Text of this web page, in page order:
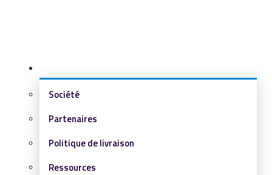
Société
Partenaires
Politique de livraison
Ressources